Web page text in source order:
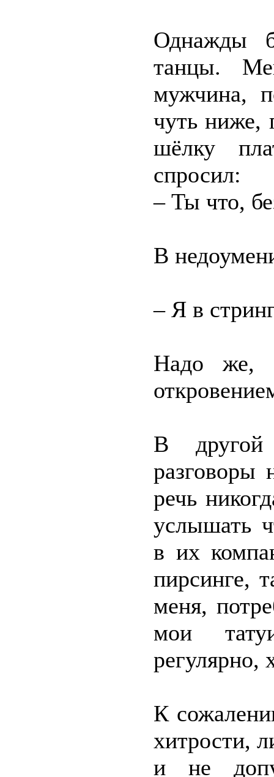
Однажды
танцы.
мужчина,
чуть ниже,
шёлку
спросил:
– Ты что,
В
– Я в
Надо же,
В другой
разговоры
речь
услышать
в их
пирсинге,
меня,
мои
регулярно,
К
хитрости,
и не